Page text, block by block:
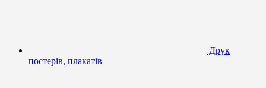
Друк
постерів, плакатів